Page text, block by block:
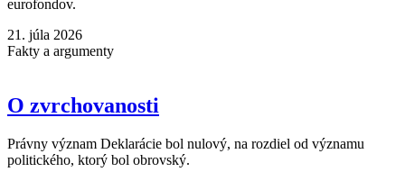
eurofondov.
21. júla 2026
Fakty a argumenty
O zvrchovanosti
Právny význam Deklarácie bol nulový, na rozdiel od významu
politického, ktorý bol obrovský.